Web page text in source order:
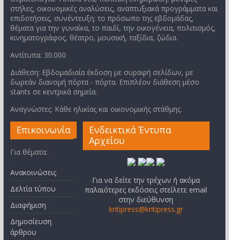
στήλες, οικονομικές αναλύσεις, αναπτυξιακά προγράμματα και
επιδοτήσεις, συνέντευξη: το πρόσωπο της εβδομάδας,
θέματα για την γυναίκα, το παιδί, την οικογένεια, πολιτισμός,
κινηματογράφος, θέατρο, μουσική, ταξίδια, ζώδια.
Αντίτυπα: 30.000
Διάθεση: Εβδομαδιαία έκδοση με συραφή σελίδων, με
δωρεάν διανομή πόρτα - πόρτα. Επιπλέον διάθεση μέσο
stants σε κεντρικά σημεία.
Αναγνώστες: Κάθε ηλικίας και οικονομικής στάθμης.
Επικοινωνία
Για θέματα:
Ανακοινώσεις
Δελτία τύπου
Διαφήμιση
Δημοσίευση
άρθρου
Ενδεικτικά Έντυπα
Αρχείου
Για να δείτε την τρέχων ή ακόμα
παλαιότερες εκδόσεις στείλετε email
στην διεύθυνση
kritipress@kritipress.gr